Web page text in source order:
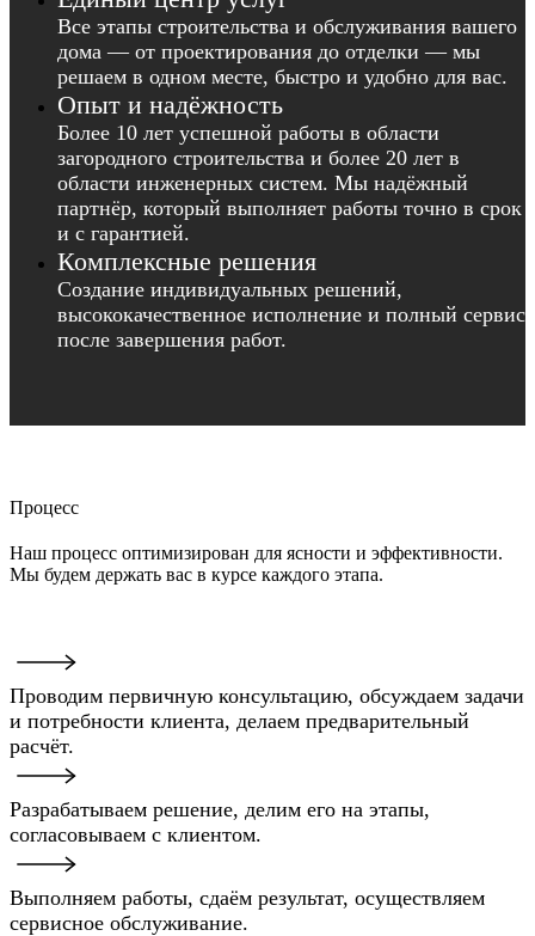
Все этапы строительства и обслуживания вашего
дома — от проектирования до отделки — мы
решаем в одном месте, быстро и удобно для вас.
Опыт и надёжность
Более 10 лет успешной работы в области
загородного строительства и более 20 лет в
области инженерных систем. Мы надёжный
партнёр, который выполняет работы точно в срок
и с гарантией.
Комплексные решения
Создание индивидуальных решений,
высококачественное исполнение и полный сервис
после завершения работ.
Процесс
Наш процесс оптимизирован для ясности и эффективности.
Мы будем держать вас в курсе каждого этапа.
Проводим первичную консультацию, обсуждаем задачи
и потребности клиента, делаем предварительный
расчёт.
Разрабатываем решение, делим его на этапы,
согласовываем с клиентом.
Выполняем работы, сдаём результат, осуществляем
сервисное обслуживание.